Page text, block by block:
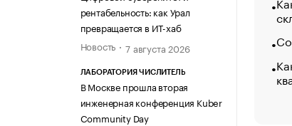
рентабельность: как Урал
превращается в ИТ-хаб
Новость
7 августа 2026
ЛАБОРАТОРИЯ ЧИСЛИТЕЛЬ
В Москве прошла вторая
инженерная конференция Kuber
Community Day